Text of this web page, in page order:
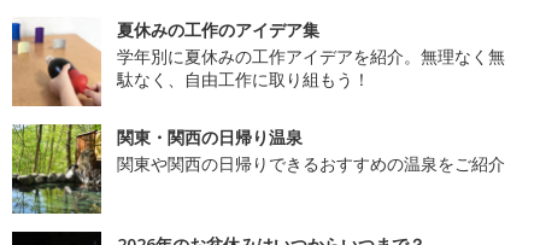
夏休みの工作のアイデア集
学年別に夏休みの工作アイデアを紹介。無理なく無
駄なく、自由工作に取り組もう！
関東・関西の日帰り温泉
関東や関西の日帰りできるおすすめの温泉をご紹介